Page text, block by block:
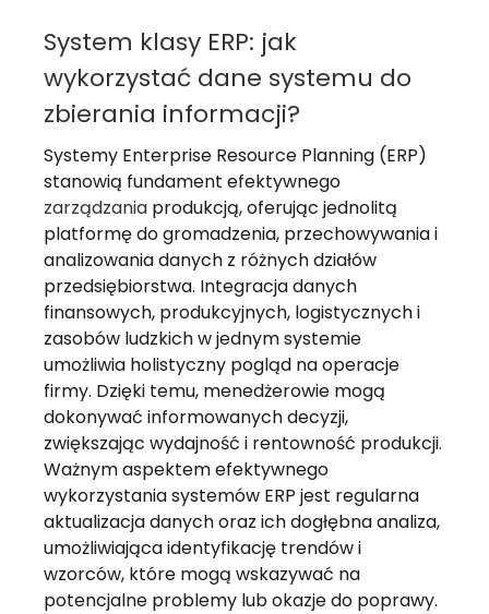
System klasy ERP: jak
wykorzystać dane systemu do
zbierania informacji?
Systemy Enterprise Resource Planning (ERP)
stanowią fundament efektywnego
zarządzania produkcją, oferując jednolitą
platformę do gromadzenia, przechowywania i
analizowania danych z różnych działów
przedsiębiorstwa. Integracja danych
finansowych, produkcyjnych, logistycznych i
zasobów ludzkich w jednym systemie
umożliwia holistyczny pogląd na operacje
firmy. Dzięki temu, menedżerowie mogą
dokonywać informowanych decyzji,
zwiększając wydajność i rentowność produkcji.
Ważnym aspektem efektywnego
wykorzystania systemów ERP jest regularna
aktualizacja danych oraz ich dogłębna analiza,
umożliwiająca identyfikację trendów i
wzorców, które mogą wskazywać na
potencjalne problemy lub okazje do poprawy.